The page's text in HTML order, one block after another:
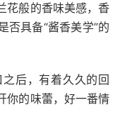
花般的香味美感，香
否具备“酱香美学”的
后，有着久久的回
你的味蕾，好一番情